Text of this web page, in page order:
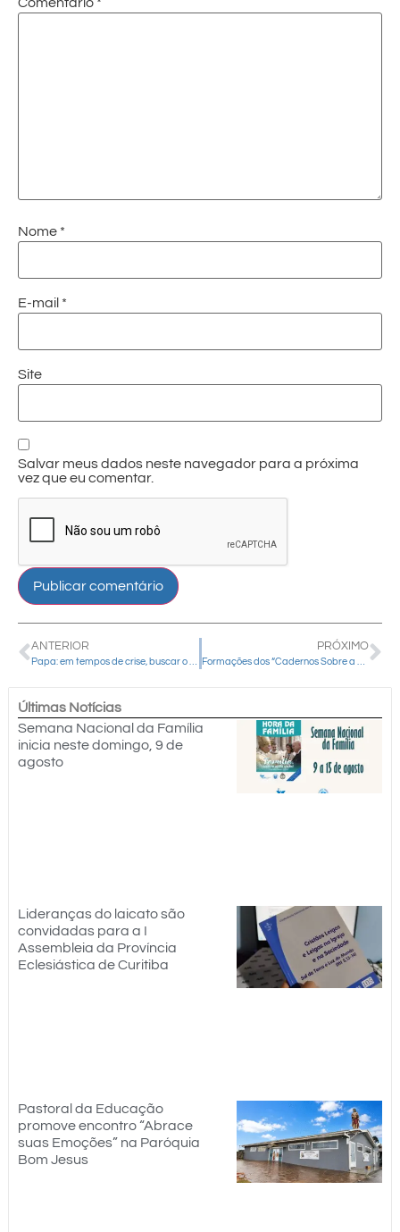
Comentário *
Nome *
E-mail *
Site
Salvar meus dados neste navegador para a próxima
vez que eu comentar.
ANTERIOR PRÓXIMO
Últimas Notícias
Semana Nacional da Família
inicia neste domingo, 9 de
agosto
Lideranças do laicato são
convidadas para a I
Assembleia da Província
Eclesiástica de Curitiba
Pastoral da Educação
promove encontro “Abrace
suas Emoções” na Paróquia
Bom Jesus